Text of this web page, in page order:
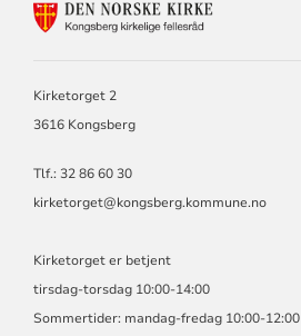
Kirketorget 2
3616 Kongsberg
Tlf.: 32 86 60 30
kirketorget@kongsberg.kommune.no
Kirketorget er betjent
tirsdag-torsdag 10:00-14:00
Sommertider: mandag-fredag 10:00-12:00